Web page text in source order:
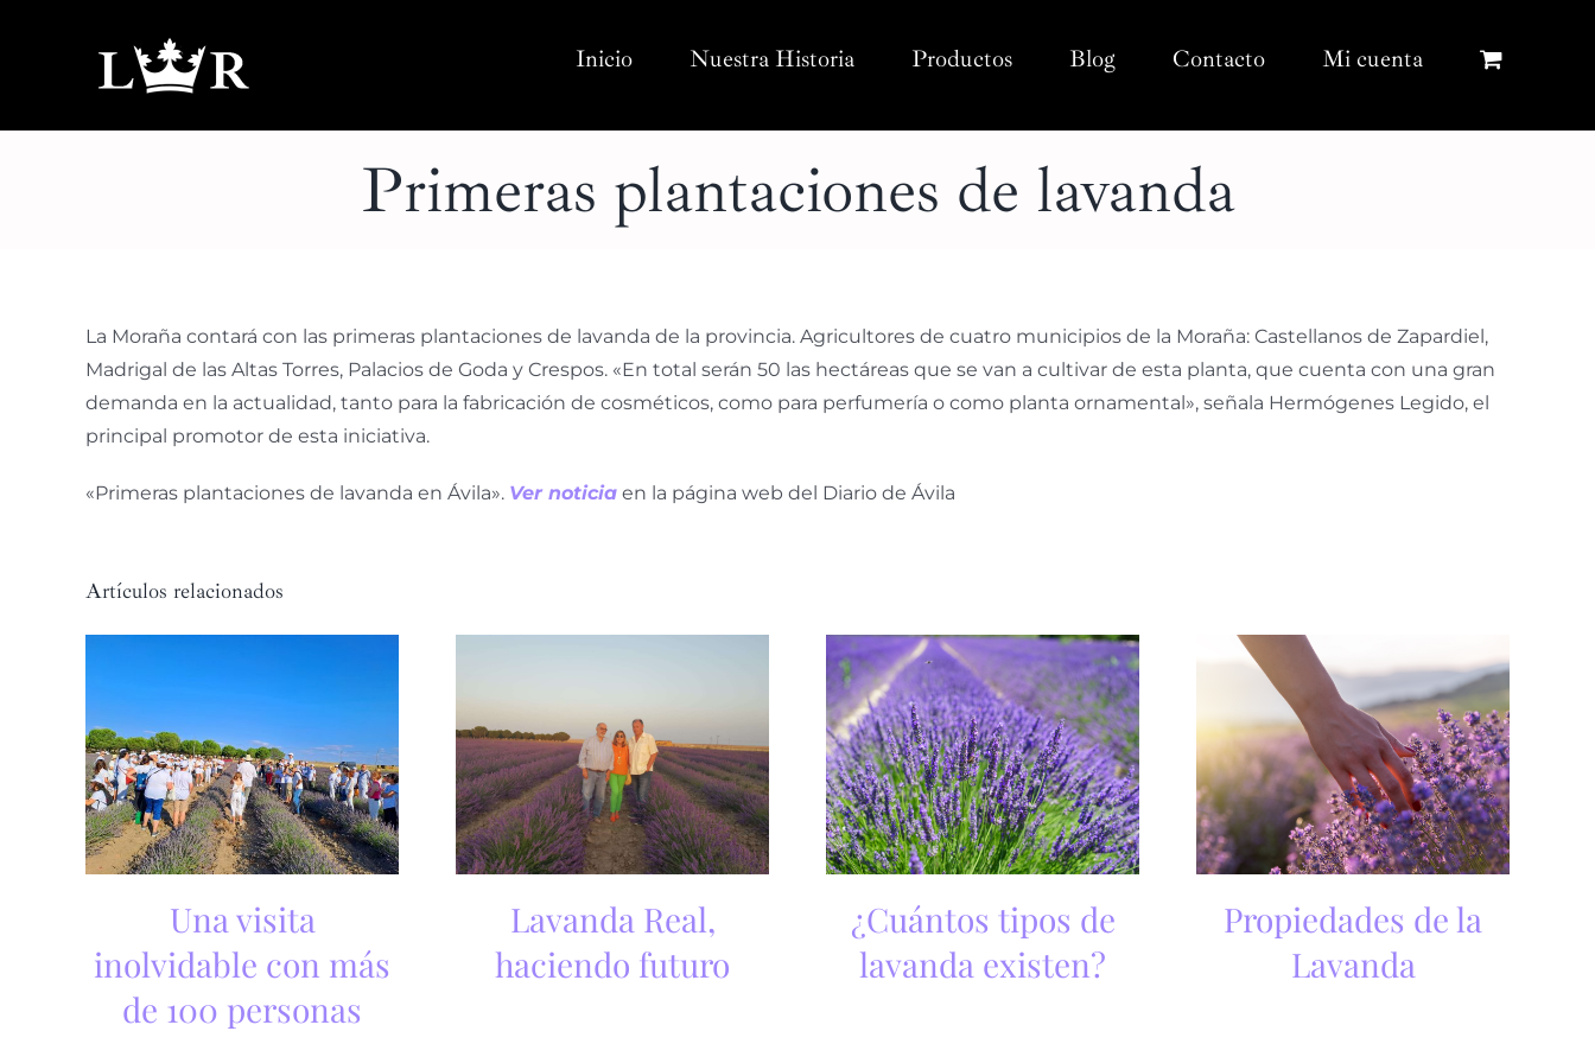
Inicio Nuestra Historia Productos Blog Contacto Mi cuenta
Primeras plantaciones de lavanda
La Moraña contará con las primeras plantaciones de lavanda de la provincia. Agricultores de cuatro municipios de la Moraña: Castellanos de Zapardiel,
Madrigal de las Altas Torres, Palacios de Goda y Crespos. «En total serán 50 las hectáreas que se van a cultivar de esta planta, que cuenta con una gran
demanda en la actualidad, tanto para la fabricación de cosméticos, como para perfumería o como planta ornamental», señala Hermógenes Legido, el
principal promotor de esta iniciativa.
«Primeras plantaciones de lavanda en Ávila». Ver noticia en la página web del Diario de Ávila
Artículos relacionados
Una visita
inolvidable con más
de 100 personas
Lavanda Real,
haciendo futuro
¿Cuántos tipos de
lavanda existen?
Propiedades de la
Lavanda